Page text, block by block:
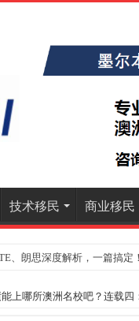
技术移民 商业移民
、朗思深度解析，一篇搞定！
上哪所澳洲名校吧？连载四